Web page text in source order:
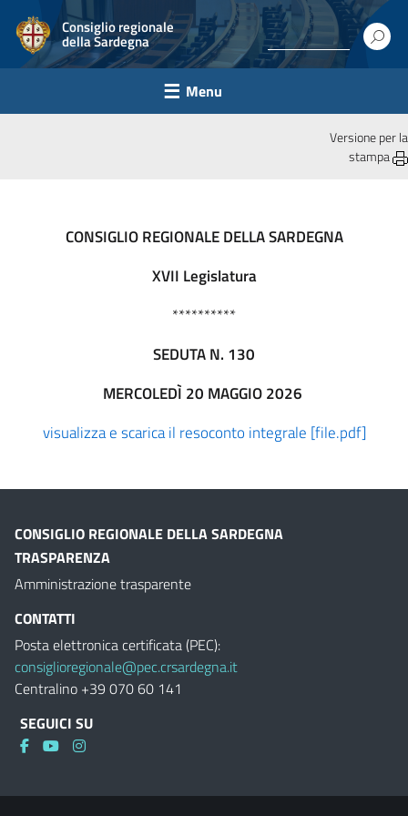
Consiglio regionale
della Sardegna
Menu
Versione per la
stampa
CONSIGLIO REGIONALE DELLA SARDEGNA
XVII Legislatura
**********
SEDUTA N. 130
MERCOLEDÌ 20 MAGGIO 2026
visualizza e scarica il resoconto integrale [file.pdf]
CONSIGLIO REGIONALE DELLA SARDEGNA
TRASPARENZA
Amministrazione trasparente
CONTATTI
Posta elettronica certificata (PEC):
consiglioregionale@pec.crsardegna.it
Centralino +39 070 60 141
SEGUICI SU